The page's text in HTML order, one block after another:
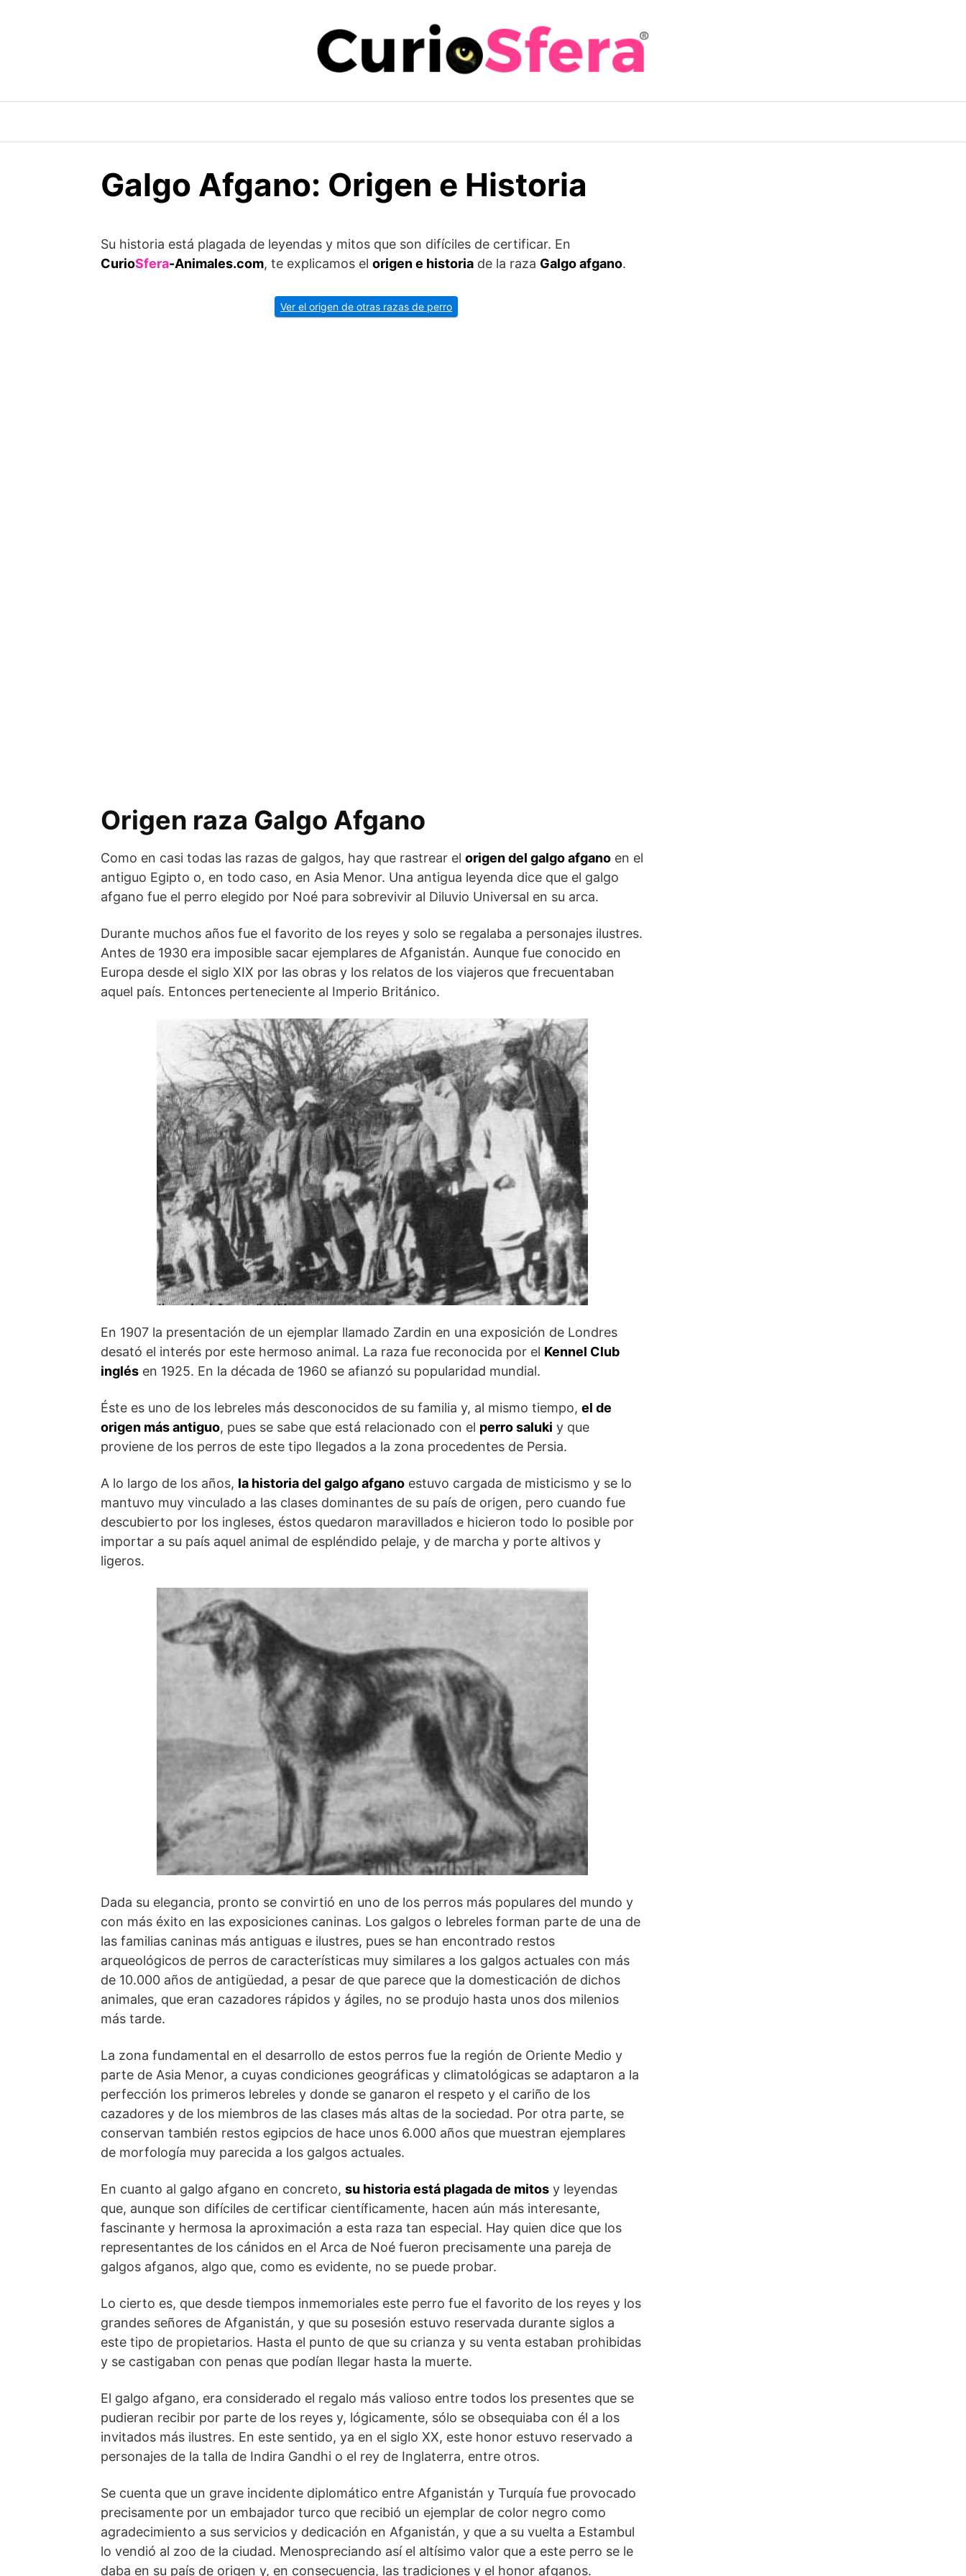
Galgo Afgano: Origen e Historia
Su historia está plagada de leyendas y mitos que son difíciles de certificar. En
CurioSfera-Animales.com, te explicamos el origen e historia de la raza Galgo afgano.
Ver el origen de otras razas de perro
Origen raza Galgo Afgano
Como en casi todas las razas de galgos, hay que rastrear el origen del galgo afgano en el
antiguo Egipto o, en todo caso, en Asia Menor. Una antigua leyenda dice que el galgo
afgano fue el perro elegido por Noé para sobrevivir al Diluvio Universal en su arca.
Durante muchos años fue el favorito de los reyes y solo se regalaba a personajes ilustres.
Antes de 1930 era imposible sacar ejemplares de Afganistán. Aunque fue conocido en
Europa desde el siglo XIX por las obras y los relatos de los viajeros que frecuentaban
aquel país. Entonces perteneciente al Imperio Británico.
En 1907 la presentación de un ejemplar llamado Zardin en una exposición de Londres
desató el interés por este hermoso animal. La raza fue reconocida por el Kennel Club
inglés en 1925. En la década de 1960 se afianzó su popularidad mundial.
Éste es uno de los lebreles más desconocidos de su familia y, al mismo tiempo, el de
origen más antiguo, pues se sabe que está relacionado con el perro saluki y que
proviene de los perros de este tipo llegados a la zona procedentes de Persia.
A lo largo de los años, la historia del galgo afgano estuvo cargada de misticismo y se lo
mantuvo muy vinculado a las clases dominantes de su país de origen, pero cuando fue
descubierto por los ingleses, éstos quedaron maravillados e hicieron todo lo posible por
importar a su país aquel animal de espléndido pelaje, y de marcha y porte altivos y
ligeros.
Dada su elegancia, pronto se convirtió en uno de los perros más populares del mundo y
con más éxito en las exposiciones caninas. Los galgos o lebreles forman parte de una de
las familias caninas más antiguas e ilustres, pues se han encontrado restos
arqueológicos de perros de características muy similares a los galgos actuales con más
de 10.000 años de antigüedad, a pesar de que parece que la domesticación de dichos
animales, que eran cazadores rápidos y ágiles, no se produjo hasta unos dos milenios
más tarde.
La zona fundamental en el desarrollo de estos perros fue la región de Oriente Medio y
parte de Asia Menor, a cuyas condiciones geográficas y climatológicas se adaptaron a la
perfección los primeros lebreles y donde se ganaron el respeto y el cariño de los
cazadores y de los miembros de las clases más altas de la sociedad. Por otra parte, se
conservan también restos egipcios de hace unos 6.000 años que muestran ejemplares
de morfología muy parecida a los galgos actuales.
En cuanto al galgo afgano en concreto, su historia está plagada de mitos y leyendas
que, aunque son difíciles de certificar científicamente, hacen aún más interesante,
fascinante y hermosa la aproximación a esta raza tan especial. Hay quien dice que los
representantes de los cánidos en el Arca de Noé fueron precisamente una pareja de
galgos afganos, algo que, como es evidente, no se puede probar.
Lo cierto es, que desde tiempos inmemoriales este perro fue el favorito de los reyes y los
grandes señores de Afganistán, y que su posesión estuvo reservada durante siglos a
este tipo de propietarios. Hasta el punto de que su crianza y su venta estaban prohibidas
y se castigaban con penas que podían llegar hasta la muerte.
El galgo afgano, era considerado el regalo más valioso entre todos los presentes que se
pudieran recibir por parte de los reyes y, lógicamente, sólo se obsequiaba con él a los
invitados más ilustres. En este sentido, ya en el siglo XX, este honor estuvo reservado a
personajes de la talla de Indira Gandhi o el rey de Inglaterra, entre otros.
Se cuenta que un grave incidente diplomático entre Afganistán y Turquía fue provocado
precisamente por un embajador turco que recibió un ejemplar de color negro como
agradecimiento a sus servicios y dedicación en Afganistán, y que a su vuelta a Estambul
lo vendió al zoo de la ciudad. Menospreciando así el altísimo valor que a este perro se le
daba en su país de origen y, en consecuencia, las tradiciones y el honor afganos.